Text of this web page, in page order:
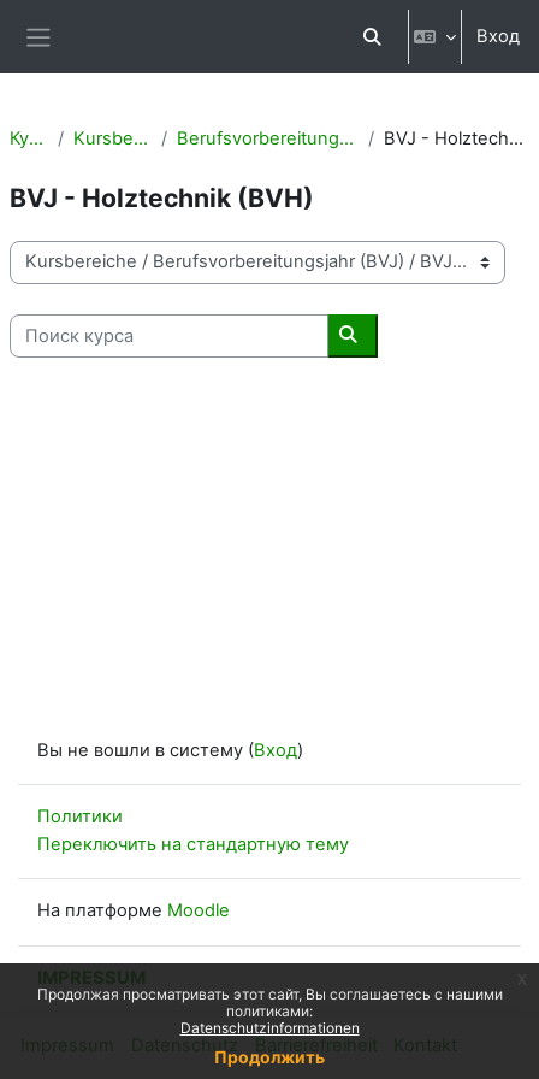
Продолжая просматривать этот сайт, Вы соглашаетесь с нашими
политиками:
Datenschutzinformationen
Продолжить
Изменить данные
Вход
Курсы Kursbereiche Berufsvorbereitungsjahr (BVJ) BVJ - Holztechnik (BVH)
BVJ - Holztechnik (BVH)
Категории курсов
Поиск курса
Поиск курса
Вы не вошли в систему (Вход)
Политики
Переключить на стандартную тему
На платформе Moodle
IMPRESSUM
Impressum Datenschutz Barrierefreiheit Kontakt